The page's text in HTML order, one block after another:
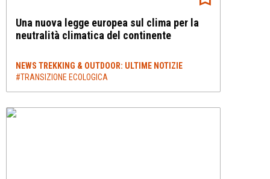
Una nuova legge europea sul clima per la
neutralità climatica del continente
NEWS TREKKING & OUTDOOR: ULTIME NOTIZIE
#TRANSIZIONE ECOLOGICA